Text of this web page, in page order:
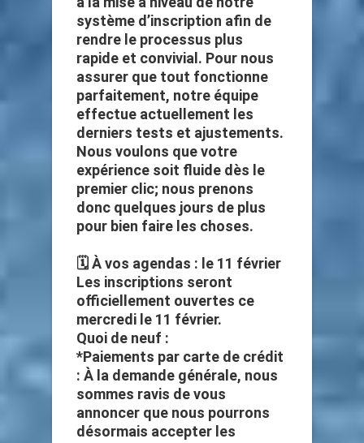
système d’inscription afin de
rendre le processus plus
rapide et convivial. Pour nous
assurer que tout fonctionne
parfaitement, notre équipe
effectue actuellement les
derniers tests et ajustements.
Nous voulons que votre
expérience soit fluide dès le
premier clic; nous prenons
donc quelques jours de plus
pour bien faire les choses.
🗓️ À vos agendas : le 11 février
Les inscriptions seront
officiellement ouvertes ce
mercredi le 11 février.
Quoi de neuf :
*Paiements par carte de crédit
: À la demande générale, nous
sommes ravis de vous
annoncer que nous pourrons
désormais accepter les